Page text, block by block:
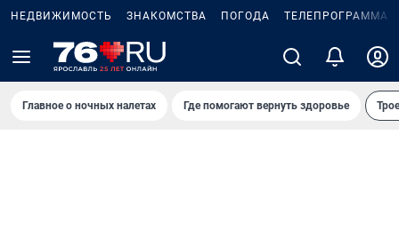
НЕДВИЖИМОСТЬ ЗНАКОМСТВА ПОГОДА ТЕЛЕПРОГРАММА
Главное о ночных налетах Где помогают вернуть здоровье